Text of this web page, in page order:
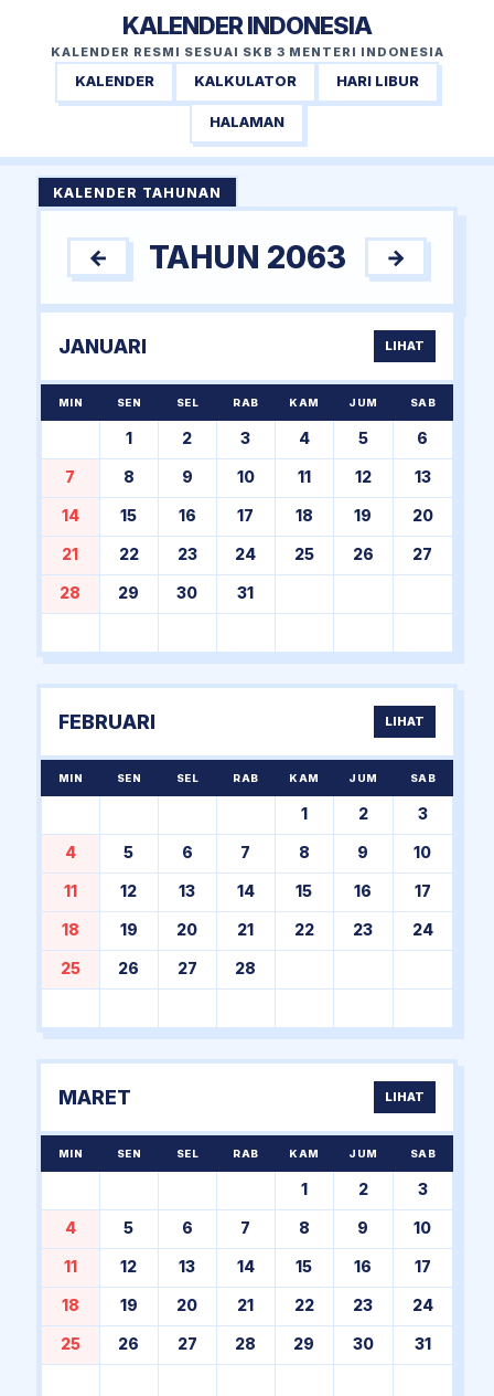
KALENDER INDONESIA
KALENDER RESMI SESUAI SKB 3 MENTERI INDONESIA
KALENDER KALKULATOR HARI LIBUR
HALAMAN
KALENDER TAHUNAN
← TAHUN 2063 →
JANUARI LIHAT
MIN SEN SEL RAB KAM JUM SAB
1 2 3 4 5 6
7 8 9 10 11 12 13
14 15 16 17 18 19 20
21 22 23 24 25 26 27
28 29 30 31
FEBRUARI LIHAT
MIN SEN SEL RAB KAM JUM SAB
1 2 3
4 5 6 7 8 9 10
11 12 13 14 15 16 17
18 19 20 21 22 23 24
25 26 27 28
MARET LIHAT
MIN SEN SEL RAB KAM JUM SAB
1 2 3
4 5 6 7 8 9 10
11 12 13 14 15 16 17
18 19 20 21 22 23 24
25 26 27 28 29 30 31